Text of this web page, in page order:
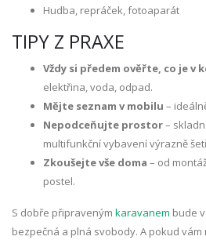
Hudba, repráček, fotoaparát
TIPY Z PRAXE
Vždy si předem ověřte, co je v
elektřina, voda, odpad.
Mějte seznam v mobilu –
Nepodceňujte prostor–
multifunkční vybavení výrazně
Zkoušejte vše doma – od
postel.
S dobře připraveným karavanem bude
bezpečná a plná svobody. A pokud vám